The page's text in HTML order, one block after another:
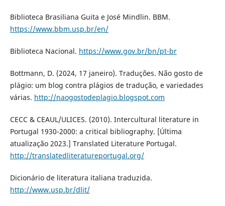
Biblioteca Brasiliana Guita e José Mindlin. BBM.
https://www.bbm.usp.br/en/
Biblioteca Nacional. https://www.gov.br/bn/pt-br
Bottmann, D. (2024, 17 janeiro). Traduções. Não gosto de
plágio: um blog contra plágios de tradução, e variedades
várias. http://naogostodeplagio.blogspot.com
CECC & CEAUL/ULICES. (2010). Intercultural literature in
Portugal 1930-2000: a critical bibliography. [Última
atualização 2023.] Translated Literature Portugal.
http://translatedliteratureportugal.org/
Dicionário de literatura italiana traduzida.
http://www.usp.br/dlit/